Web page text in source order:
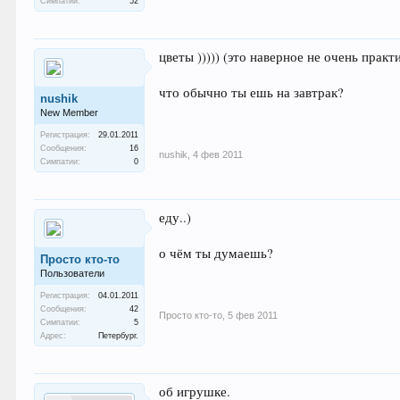
nushik
New Member
Регистрация:
29.01.2011
Сообщения:
16
Симпатии:
0
цветы ))))) (это наверное не очень
что обычно ты ешь на завтрак?
nushik 4 фев 2011
Просто кто-то
Пользователи
Регистрация:
04.01.2011
Сообщения:
42
Симпатии:
5
Адрес:
Петербург.
еду..)
о чём ты думаешь?
Просто кто-то 5 фев 2011
об игрушке.